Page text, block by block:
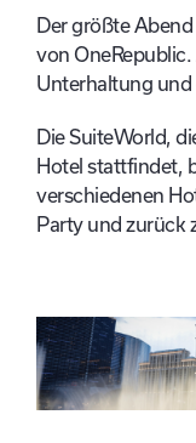
Der größte
von
Unterhaltung und
Die SuiteWorld,
Hotel stattfindet,
verschiedenen
Party und zurück